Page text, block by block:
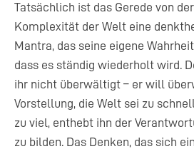
Tatsächlich ist das Gerede von
Komplexität der Welt eine
Mantra, das seine eigene
dass es ständig wiederholt wird.
ihr nicht überwältigt – er will
Vorstellung, die Welt sei zu
zu viel, enthebt ihn der
zu bilden. Das Denken, das sich